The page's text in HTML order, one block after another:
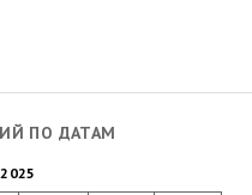
ПО ДАТАМ